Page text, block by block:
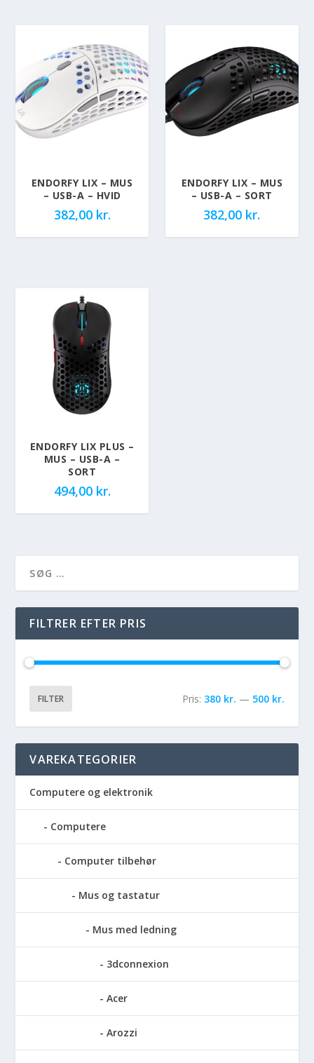
ENDORFY LIX – MUS
– USB-A – HVID
382,00 kr.
ENDORFY LIX – MUS
– USB-A – SORT
382,00 kr.
ENDORFY LIX PLUS –
MUS – USB-A –
SORT
494,00 kr.
FILTRER EFTER PRIS
FILTER Pris: 380 kr. — 500 kr.
VAREKATEGORIER
Computere og elektronik
Computere
Computer tilbehør
Mus og tastatur
Mus med ledning
3dconnexion
Acer
Arozzi